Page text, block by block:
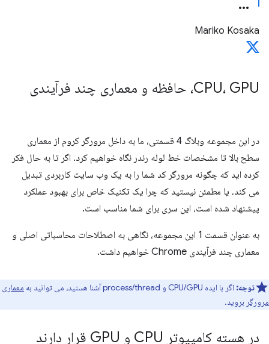
Mariko Kosaka
CPU، GPU، حافظه و معماری چند فرآیندی
در این مجموعه وبلاگ 4 قسمتی، ما به داخل مرورگر کروم از معماری
سطح بالا تا مشخصات خط لوله رندر نگاه خواهیم کرد. اگر تا به حال فکر
کرده اید که چگونه مرورگر کد شما را به یک وب سایت کاربردی تبدیل
می کند، یا مطمئن نیستید که چرا یک تکنیک خاص برای بهبود عملکرد
پیشنهاد شده است، این سری برای شما مناسب است.
به عنوان قسمت 1 این مجموعه، نگاهی به اصطلاحات محاسباتی اصلی و
معماری چند فرآیندی Chrome خواهیم داشت.
توجه: اگر با ایده CPU/GPU و process/thread آشنا هستید، می توانید به
معماری
مرورگر بروید.
در هسته کامپیوتر CPU و GPU قرار دارند